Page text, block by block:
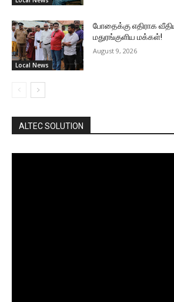
Local News
போதைக்கு எதிராக
மதுரங்குளிய மக்கள்!
August 9, 2026
ALTEC SOLUTION